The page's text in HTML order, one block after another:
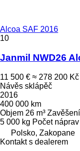
Alcoa SAF 2016
10
Janmil NWD26
11 500 € ≈ 278 200 Kč
Návěs sklápěč
2016
400 000 km
Objem 26 m³ Zavěšení
5 000 kg Počet náprav
Polsko, Zakopane
Kontakt s dealerem